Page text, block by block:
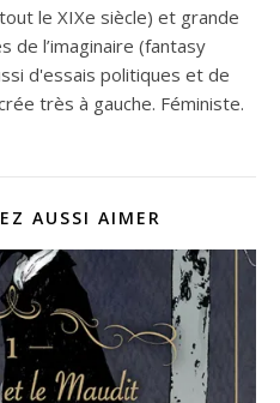
le XIXe siècle) et grande
de l’imaginaire (fantasy
d'essais politiques et de
très à gauche. Féministe.
AUSSI AIMER